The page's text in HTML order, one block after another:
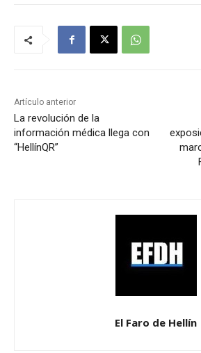
Artículo anterior
La revolución de la
información médica llega con
“HellínQR”
El Faro de Hellín